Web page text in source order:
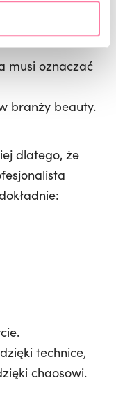
musi oznaczać
branży beauty.
dlatego, że
technice,
chaosowi.